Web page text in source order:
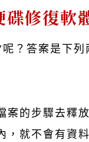
修復軟
？答案是下列
的步驟去釋
就不會有資